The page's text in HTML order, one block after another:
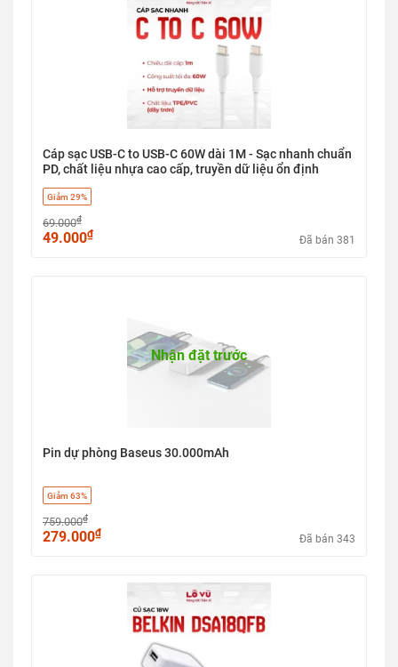
Cáp sạc USB-C to USB-C 60W dài 1M - Sạc nhanh chuẩn
PD, chất liệu nhựa cao cấp, truyền dữ liệu ổn định
Giảm 29%
69.000₫
49.000₫ Đã bán 381
Nhận đặt trước
Pin dự phòng Baseus 30.000mAh
Giảm 63%
759.000₫
279.000₫ Đã bán 343